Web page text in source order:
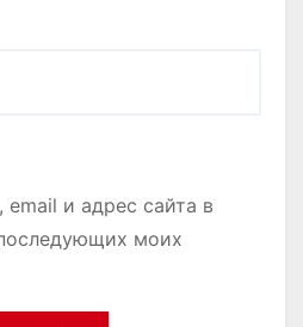
и адрес сайта в
моих